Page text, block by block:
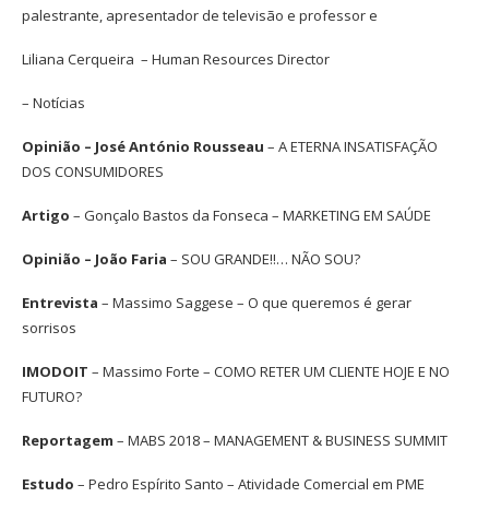
palestrante, apresentador de televisão e professor e
Liliana Cerqueira – Human Resources Director
– Notícias
Opinião – José António Rousseau – A ETERNA INSATISFAÇÃO
DOS CONSUMIDORES
Artigo – Gonçalo Bastos da Fonseca – MARKETING EM SAÚDE
Opinião – João Faria – SOU GRANDE!!… NÃO SOU?
Entrevista – Massimo Saggese – O que queremos é gerar
sorrisos
IMODOIT – Massimo Forte – COMO RETER UM CLIENTE HOJE E NO
FUTURO?
Reportagem – MABS 2018 – MANAGEMENT & BUSINESS SUMMIT
Estudo – Pedro Espírito Santo – Atividade Comercial em PME